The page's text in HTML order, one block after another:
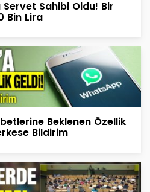
Servet Sahibi Oldu! Bir
Bin Lira
Beklenen Özellik
Bildirim